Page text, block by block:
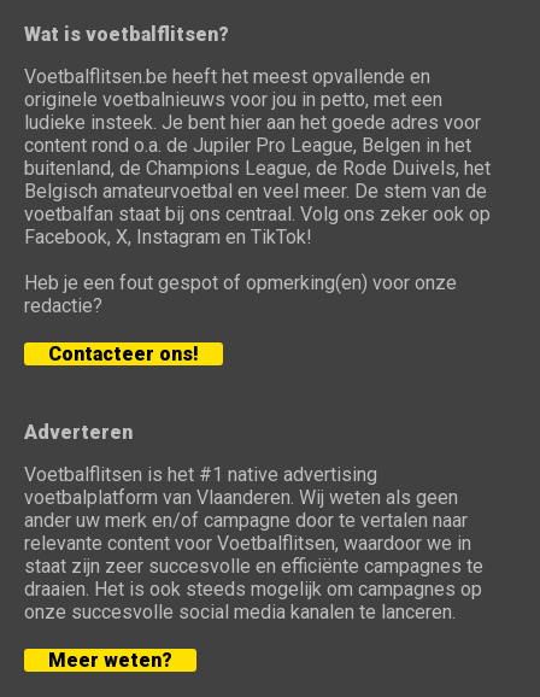
Wat is voetbalflitsen?
Voetbalflitsen.be heeft het meest opvallende en
originele voetbalnieuws voor jou in petto, met een
ludieke insteek. Je bent hier aan het goede adres voor
content rond o.a. de Jupiler Pro League, Belgen in het
buitenland, de Champions League, de Rode Duivels, het
Belgisch amateurvoetbal en veel meer. De stem van de
voetbalfan staat bij ons centraal. Volg ons zeker ook op
Facebook, X, Instagram en TikTok!
Heb je een fout gespot of opmerking(en) voor onze
redactie?
Contacteer ons!
Adverteren
Voetbalflitsen is het #1 native advertising
voetbalplatform van Vlaanderen. Wij weten als geen
ander uw merk en/of campagne door te vertalen naar
relevante content voor Voetbalflitsen, waardoor we in
staat zijn zeer succesvolle en efficiënte campagnes te
draaien. Het is ook steeds mogelijk om campagnes op
onze succesvolle social media kanalen te lanceren.
Meer weten?